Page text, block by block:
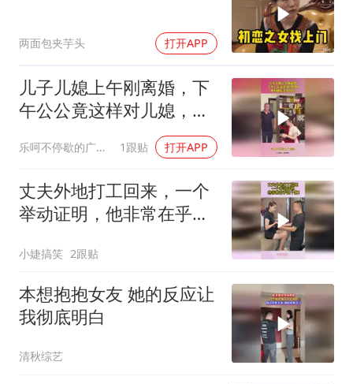
两面包夹芋头 打开APP
儿子儿媳上午刚离婚，下
午公公竟这样对儿媳，爱
乐呵不停歇的广播站 1跟贴 打开APP
丈夫外地打工回来，一个
举动证明，他非常在乎这
小婕搞笑 2跟贴
本想抱抱女友 她的反应让
我彻底明白
清秋综艺